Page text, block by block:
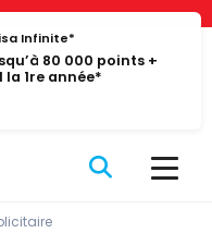
Infinite*
80 000 points +
1re année*